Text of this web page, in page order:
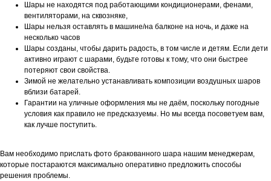
Шары не находятся под работающими кондиционерами, фенами,
вентиляторами, на сквозняке,
Шары нельзя оставлять в машине/на балконе на ночь, и даже на
несколько часов
Шары созданы, чтобы дарить радость, в том числе и детям. Если дети
активно играют с шарами, будьте готовы к тому, что они быстрее
потеряют свои свойства.
Зимой не желательно устанавливать композиции воздушных шаров
вблизи батарей.
Гарантии на уличные оформления мы не даём, поскольку погодные
условия как правило не предсказуемы. Но мы всегда посоветуем вам,
как лучше поступить.
Вам необходимо прислать фото бракованного шара нашим менеджерам,
которые постараются максимально оперативно предложить способы
решения проблемы.